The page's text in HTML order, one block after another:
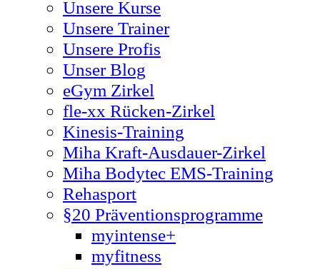
Unsere Kurse
Unsere Trainer
Unsere Profis
Unser Blog
eGym Zirkel
fle-xx Rücken-Zirkel
Kinesis-Training
Miha Kraft-Ausdauer-Zirkel
Miha Bodytec EMS-Training
Rehasport
§20 Präventionsprogramme
myintense+
myfitness